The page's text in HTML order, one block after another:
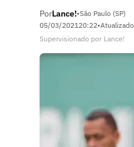
PorLance!•São Paulo (SP)
05/03/202120:22•
Supervisionado por Lance!